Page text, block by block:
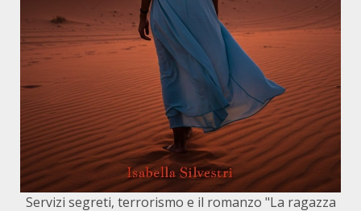
Servizi segreti, terrorismo e il romanzo "La ragazza